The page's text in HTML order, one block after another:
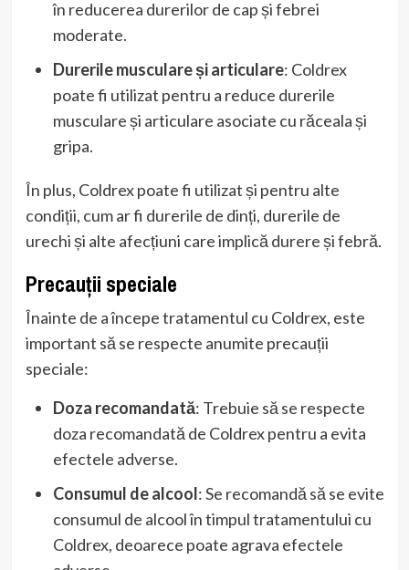
în reducerea durerilor de cap și febrei
moderate.
Durerile musculare și articulare: Coldrex
poate fi utilizat pentru a reduce durerile
musculare și articulare asociate cu răceala și
gripa.
În plus, Coldrex poate fi utilizat și pentru alte
condiții, cum ar fi durerile de dinți, durerile de
urechi și alte afecțiuni care implică durere și febră.
Precauții speciale
Înainte de a începe tratamentul cu Coldrex, este
important să se respecte anumite precauții
speciale:
Doza recomandată: Trebuie să se respecte
doza recomandată de Coldrex pentru a evita
efectele adverse.
Consumul de alcool: Se recomandă să se evite
consumul de alcool în timpul tratamentului cu
Coldrex, deoarece poate agrava efectele